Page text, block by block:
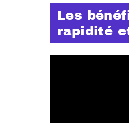
Les
rapidité